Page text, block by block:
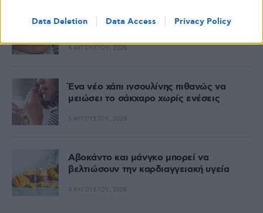
Data Deletion Data Access Privacy Policy
Η σημασία του ύπνου στην πρόληψη του
διαβήτη τύπου 2
6 ΑΥΓΟΎΣΤΟΥ, 2026
Ένα νέο χάπι ινσουλίνης πιθανώς να
μειώσει το σάκχαρο χωρίς ενέσεις
5 ΑΥΓΟΎΣΤΟΥ, 2026
Αβοκάντο και μάνγκο μπορεί να
βελτιώσουν την καρδιαγγειακή υγεία
4 ΑΥΓΟΎΣΤΟΥ, 2026